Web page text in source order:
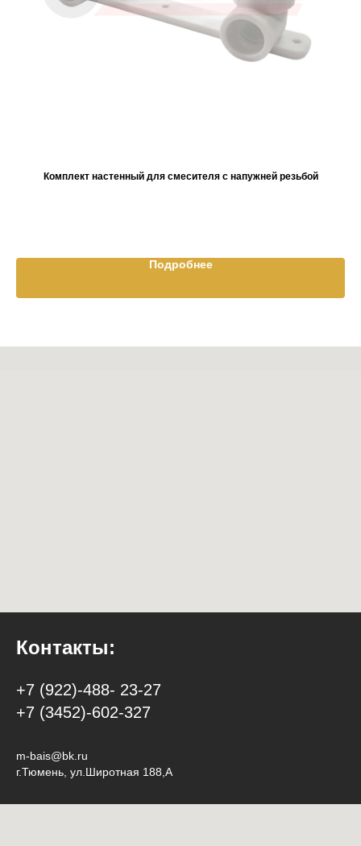
Комплект настенный для смесителя с напужней резьбой
Подробнее
Контакты:
+7 (922)-488- 23-27
+7 (3452)-602-327
m-bais@bk.ru
г.Тюмень, ул.Широтная 188,А